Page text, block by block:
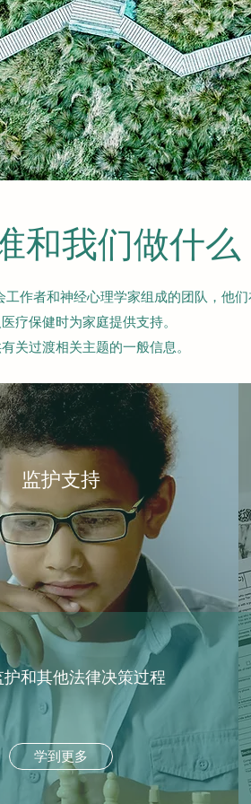
作者和神经心理学家组成的团队，他
疗保健时为家庭提供支持。
关过渡相关主题的一般信息。
和我们做什么
监护支持
护和其他法律决策过程
学到更多